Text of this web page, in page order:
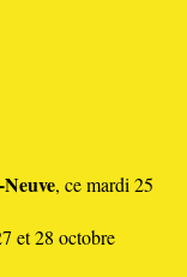
, ce mardi 25
et 28 octobre